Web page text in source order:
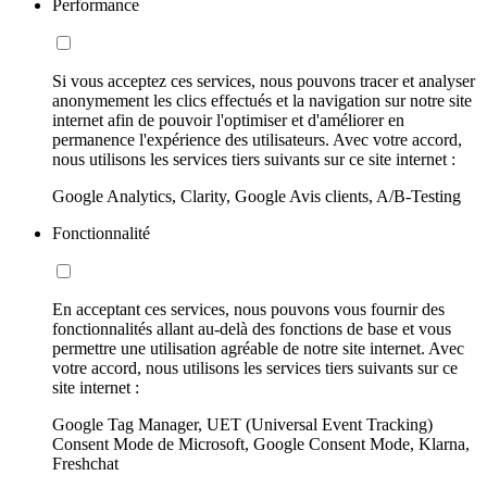
Performance
Si vous acceptez ces services, nous pouvons tracer et analyser
anonymement les clics effectués et la navigation sur notre site
internet afin de pouvoir l'optimiser et d'améliorer en
permanence l'expérience des utilisateurs. Avec votre accord,
nous utilisons les services tiers suivants sur ce site internet :
Google Analytics, Clarity, Google Avis clients, A/B-Testing
Fonctionnalité
En acceptant ces services, nous pouvons vous fournir des
fonctionnalités allant au-delà des fonctions de base et vous
permettre une utilisation agréable de notre site internet. Avec
votre accord, nous utilisons les services tiers suivants sur ce
site internet :
Google Tag Manager, UET (Universal Event Tracking)
Consent Mode de Microsoft, Google Consent Mode, Klarna,
Freshchat